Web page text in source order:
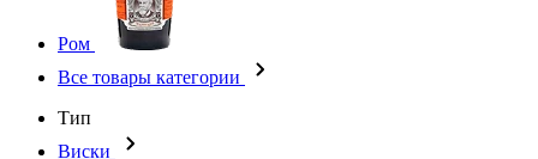
Ром
Все товары категории
Тип
Виски